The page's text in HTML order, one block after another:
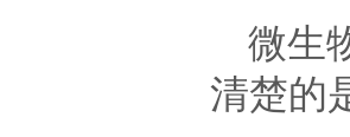
微生
清楚的